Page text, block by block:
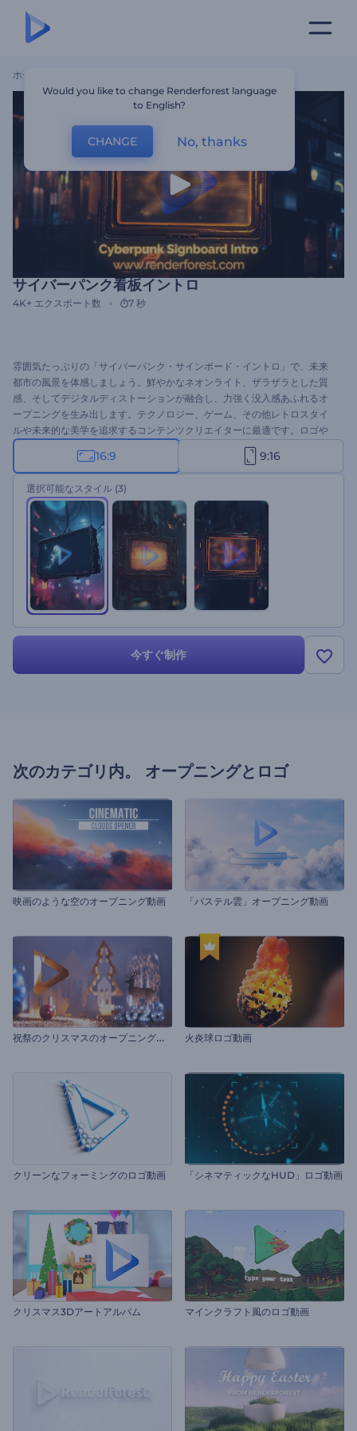
ホーム
サイバーパンク看板イントロ
4K+ エクスポート数 7 秒
雰囲気たっぷりの「サイバーパンク・サインボード・イントロ」で、未来
都市の風景を体感しましょう。鮮やかなネオンライト、ザラザラとした質
感、そしてデジタルディストーションが融合し、力強く没入感あふれるオ
ープニングを生み出します。テクノロジー、ゲーム、その他レトロスタイ
ルや未来的な美学を追求するコンテンツクリエイターに最適です。ロゴや
テキストでサインボードをカスタマイズし、エネルギッシュなサウンドと
組み合わせることで、最大限のインパクトを生み出します。今すぐ制作し
て、創造性で注目を集めましょう！
16:9 9:16
選択可能なスタイル (3)
今すぐ制作
次のカテゴリ内。 オープニングとロゴ
映画のような空のオープニング動画 「パステル雲」オープニング動画
祝
祭のクリスマスのオープニング動画 火炎球ロゴ動画
クリーンなフォーミングのロゴ動画 「シネマティックなHUD」ロゴ動画
クリスマス3Dアートアルバム マインクラフト風のロゴ動画
Would you like to change Renderforest language
to English?
CHANGE No, thanks